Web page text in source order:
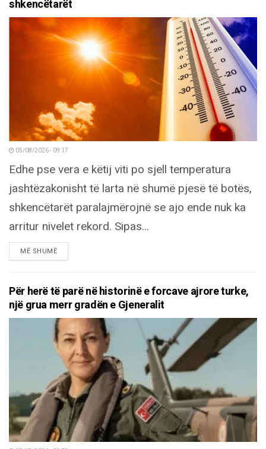
shkencëtarët
05/08/2026 - 09:17
Edhe pse vera e këtij viti po sjell temperatura
jashtëzakonisht të larta në shumë pjesë të botës,
shkencëtarët paralajmërojnë se ajo ende nuk ka
arritur nivelet rekord. Sipas...
MË SHUMËDETAILS
Për herë të parë në historinë e forcave ajrore turke,
një grua merr gradën e Gjeneralit